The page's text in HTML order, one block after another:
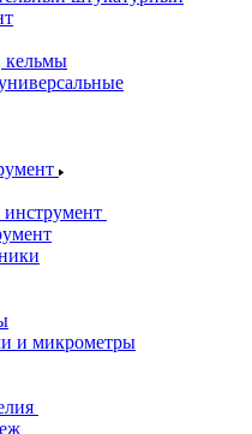
кельмы
и микрометры